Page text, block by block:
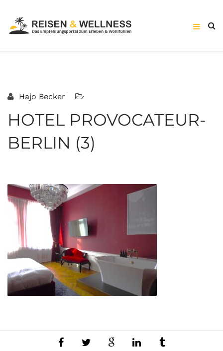
Hajo Becker
HOTEL PROVOCATEUR-
BERLIN (3)